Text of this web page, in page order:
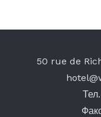
50 rue de
Тел.